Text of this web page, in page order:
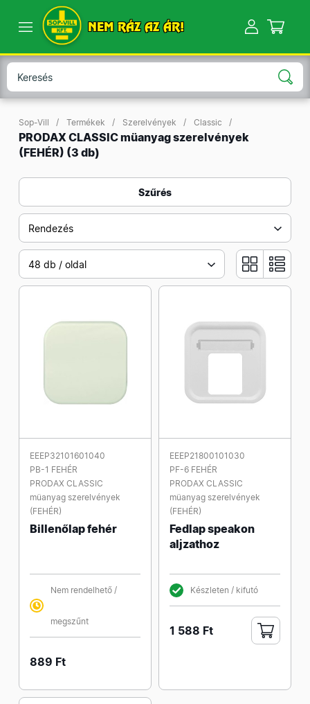
NEM RÁZ AZ ÁR!
Sop-Vill Termékek Szerelvények Classic
PRODAX CLASSIC müanyag szerelvények
(FEHÉR) (3 db)
Szűrés
Rendezés
48 db / oldal
EEEP32101601040
PB-1 FEHÉR
PRODAX CLASSIC
müanyag szerelvények
(FEHÉR)
Billenőlap fehér
Nem rendelhető /
megszűnt
889 Ft
EEEP21800101030
PF-6 FEHÉR
PRODAX CLASSIC
müanyag szerelvények
(FEHÉR)
Fedlap speakon
aljzathoz
Készleten / kifutó
1 588 Ft